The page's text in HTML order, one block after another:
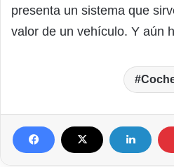
presenta un sistema que
valor de un vehículo. Y aún